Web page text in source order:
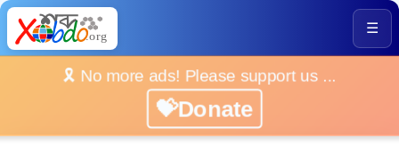
☰
🎗️ No more ads! Please support us ...
💝Donate